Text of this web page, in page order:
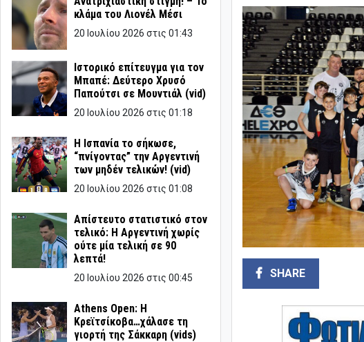
κλάμα του Λιονέλ Μέσι
20 Ιουλίου 2026 στις 01:43
Ιστορικό επίτευγμα για τον
Μπαπέ: Δεύτερο Χρυσό
Παπούτσι σε Μουντιάλ (vid)
20 Ιουλίου 2026 στις 01:18
Η Ισπανία το σήκωσε,
“πνίγοντας” την Αργεντινή
των μηδέν τελικών! (vid)
20 Ιουλίου 2026 στις 01:08
Απίστευτο στατιστικό στον
τελικό: Η Αργεντινή χωρίς
ούτε μία τελική σε 90
λεπτά!
20 Ιουλίου 2026 στις 00:45
Athens Open: Η
Κρεϊτσίκοβα…χάλασε τη
γιορτή της Σάκκαρη (vids)
SHARE